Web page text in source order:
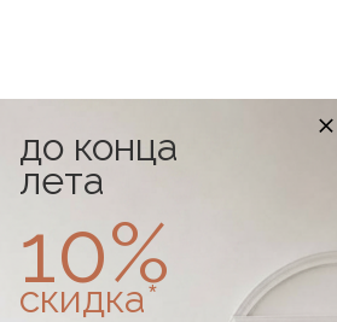
до конца
лета
10%
скидка*